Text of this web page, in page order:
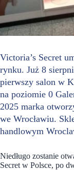
Victoria’s Secret
rynku. Już 8
pierwszy salon w
na poziomie 0
2025 marka
we Wrocławiu.
handlowym
Niedługo zostanie
Secret w Polsce, po